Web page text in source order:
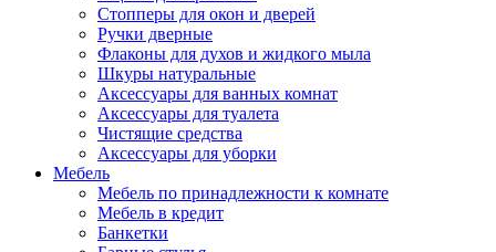
Стопперы для окон и дверей
Ручки дверные
Флаконы для духов и жидкого мыла
Шкуры натуральные
Аксессуары для ванных комнат
Аксессуары для туалета
Чистящие средства
Аксессуары для уборки
Мебель
Мебель по принадлежности к комнате
Мебель в кредит
Банкетки